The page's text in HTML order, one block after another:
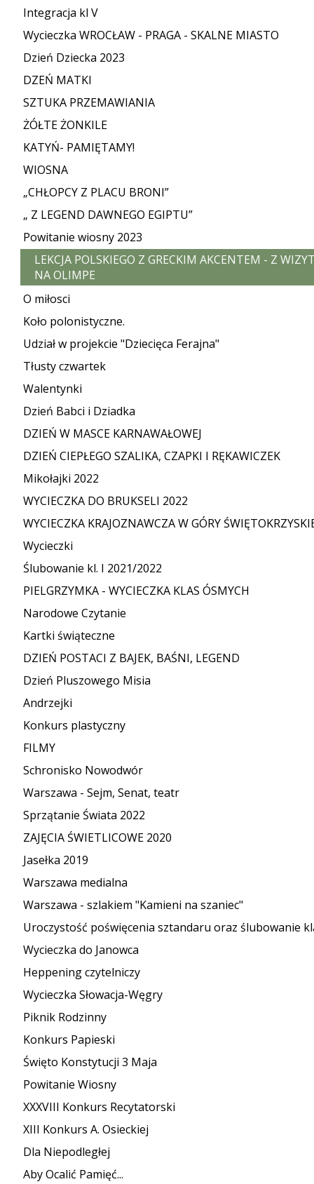
Integracja kl V
Wycieczka WROCŁAW - PRAGA - SKALNE MIASTO
Dzień Dziecka 2023
DZEŃ MATKI
SZTUKA PRZEMAWIANIA
ŻÓŁTE ŻONKILE
KATYŃ- PAMIĘTAMY!
WIOSNA
„CHŁOPCY Z PLACU BRONI”
„ Z LEGEND DAWNEGO EGIPTU”
Powitanie wiosny 2023
LEKCJA POLSKIEGO Z GRECKIM AKCENTEM - Z
NA OLIMPE
O miłosci
Koło polonistyczne.
Udział w projekcie "Dziecięca Ferajna"
Tłusty czwartek
Walentynki
Dzień Babci i Dziadka
DZIEŃ W MASCE KARNAWAŁOWEJ
DZIEŃ CIEPŁEGO SZALIKA, CZAPKI I RĘKAWICZEK
Mikołajki 2022
WYCIECZKA DO BRUKSELI 2022
WYCIECZKA KRAJOZNAWCZA W GÓRY
Wycieczki
Ślubowanie kl. I 2021/2022
PIELGRZYMKA - WYCIECZKA KLAS ÓSMYCH
Narodowe Czytanie
Kartki świąteczne
DZIEŃ POSTACI Z BAJEK, BAŚNI, LEGEND
Dzień Pluszowego Misia
Andrzejki
Konkurs plastyczny
FILMY
Schronisko Nowodwór
Warszawa - Sejm, Senat, teatr
Sprzątanie Świata 2022
ZAJĘCIA ŚWIETLICOWE 2020
Jasełka 2019
Warszawa medialna
Warszawa - szlakiem "Kamieni na szaniec"
Uroczystość poświęcenia sztandaru oraz ślubowanie
Wycieczka do Janowca
Heppening czytelniczy
Wycieczka Słowacja-Węgry
Piknik Rodzinny
Konkurs Papieski
Święto Konstytucji 3 Maja
Powitanie Wiosny
XXXVIII Konkurs Recytatorski
XIII Konkurs A. Osieckiej
Dla Niepodległej
Aby Ocalić Pamięć...